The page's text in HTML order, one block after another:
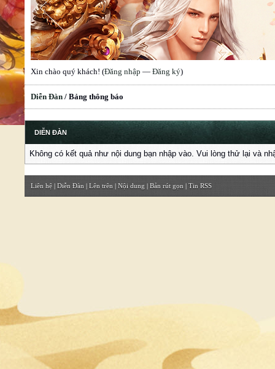
Xin chào quý khách! (Đăng nhập — Đăng ký)
Diễn Đàn / Bảng thông báo
DIỄN ĐÀN
Không có kết quả như nội dung bạn nhập vào. Vui lòng thử lại và
Liên hệ | Diễn Đàn | Lên trên | Nội dung | Bản rút gọn | Tin RSS